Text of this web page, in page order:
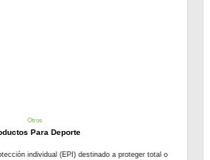
Otros
Para Deporte
individual (EPI) destinado a proteger total o